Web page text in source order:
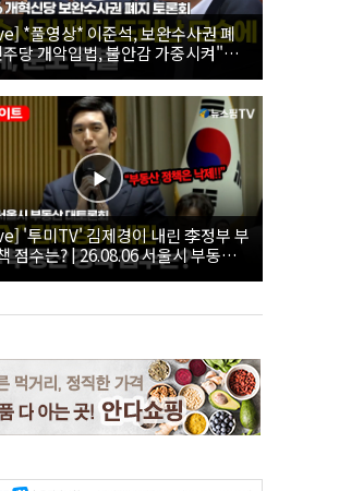
*풀영상* 이준석, 보완수사권 폐
당 개악입법, 불안감 가중시켜"｜
개혁신당 보완수사권 폐지 토론회
'투미TV' 김제경이 내린 李정부 부
점수는? | 26.08.06 서울시 부동산